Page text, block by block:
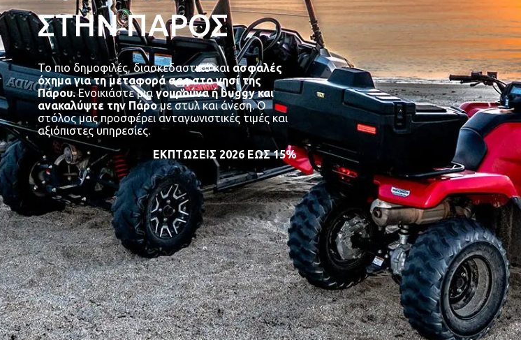
ΣΤΗΝ ΠΑΡΟΣ
Το πιο δημοφιλές, διασκεδαστικό και ασφαλές
όχημα για τη μεταφορά σας στο νησί της
Πάρου.Ενοικιάστε μιαγουρούνα ή buggy και
ανακαλύψτε την Πάρομε στυλ και άνεση. Ο
στόλος μας προσφέρει ανταγωνιστικές τιμές και
αξιόπιστες υπηρεσίες.
ΕΚΠΤΩΣΕΙΣ 2026 ΕΩΣ 15%